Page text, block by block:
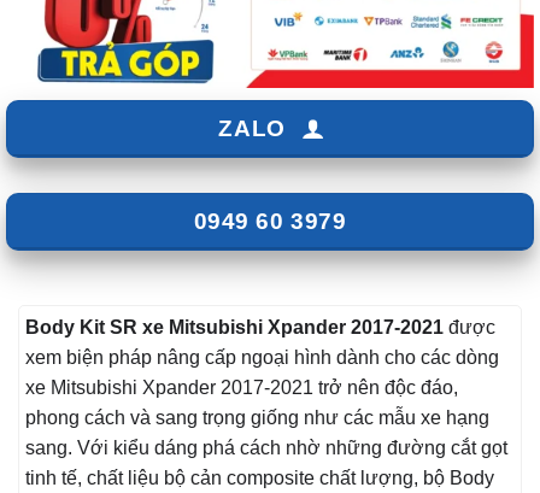
ZALO
0949 60 3979
Body Kit SR xe Mitsubishi Xpander 2017-2021 được
xem biện pháp nâng cấp ngoại hình dành cho các dòng
xe Mitsubishi Xpander 2017-2021 trở nên độc đáo,
phong cách và sang trọng giống như các mẫu xe hạng
sang. Với kiểu dáng phá cách nhờ những đường cắt gọt
tinh tế, chất liệu bộ cản composite chất lượng, bộ Body